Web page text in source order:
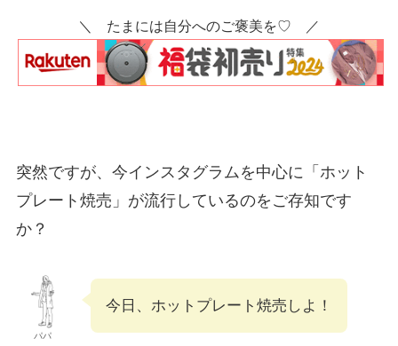
＼ たまには自分へのご褒美を♡ ／
突然ですが、今インスタグラムを中心に「ホット
プレート焼売」が流行しているのをご存知です
か？
パパ
今日、ホットプレート焼売しよ！